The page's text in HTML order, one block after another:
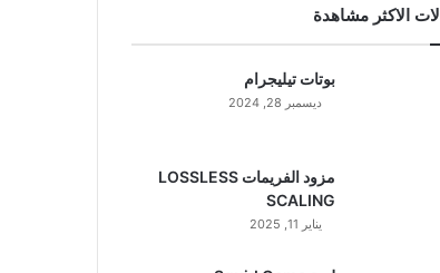
الاكثر مشاهدة
بوتات تيليجرام
ديسمبر 28, 2024
مزود الفريمات LOSSLESS
SCALING
يناير 11, 2025